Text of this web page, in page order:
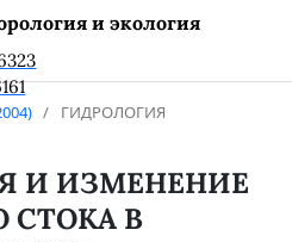
и экология
/ ГИДРОЛОГИЯ
И ИЗМЕНЕНИЕ
СТОКА В